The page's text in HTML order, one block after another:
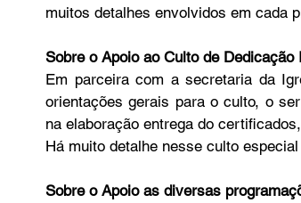
Flavio Valvassoura Acolhimento INCC
Retiro com Deus Teatro INCC
MC Nazarenos Compaixão Bazar
muitos detalhes envolvidos em cada
Sobre o Apoio ao Culto de Dedicação
Em parceira com a secretaria da
orientações gerais para o culto, o
na elaboração entrega do
Há muito detalhe nesse culto
Sobre o Apoio as diversas